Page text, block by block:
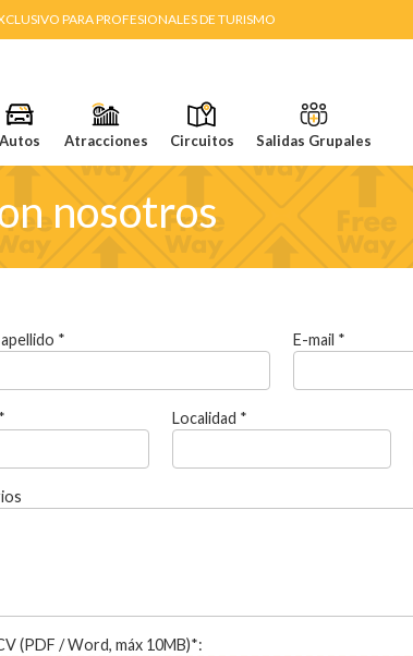
PARA PROFESIONALES DE TURISMO
Autos Atracciones Circuitos Salidas Grupales
nosotros
* E-mail *
Localidad *
(PDF / Word, máx 10MB)*: